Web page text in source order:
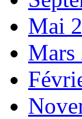
Mai
Mars